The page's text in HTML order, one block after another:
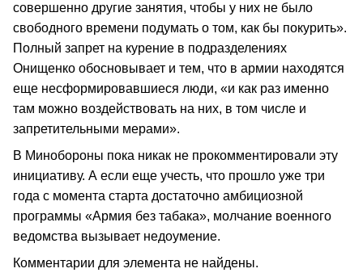
совершенно другие занятия, чтобы у них не было
свободного времени подумать о том, как бы покурить».
Полный запрет на курение в подразделениях
Онищенко обосновывает и тем, что в армии находятся
еще несформировавшиеся люди, «и как раз именно
там можно воздействовать на них, в том числе и
запретительными мерами».
В Минобороны пока никак не прокомментировали эту
инициативу. А если еще учесть, что прошло уже три
года с момента старта достаточно амбициозной
программы «Армия без табака», молчание военного
ведомства вызывает недоумение.
Комментарии для элемента не найдены.